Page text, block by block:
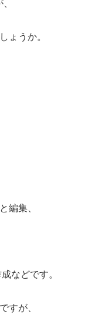
ょうか。
編集、
などです。
すが、